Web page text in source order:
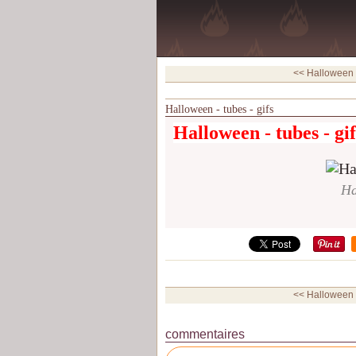
<< Halloween
Halloween - tubes - gifs
Halloween - tubes -
<< Halloween
commentaires